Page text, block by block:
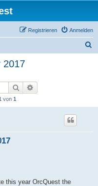
Anmelden
Registrieren
2017
Suche
von 1
this year OrcQuest the